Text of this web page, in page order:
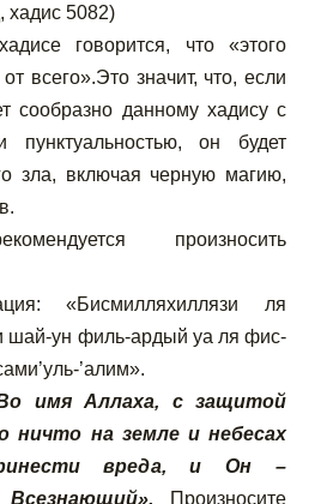
хадис 5082)
говорится, что «этого
всего».Это значит, что, если
сообразно данному хадису с
он будет
зла, включая черную магию,
произносить
«Бисмилляхиллязи ля
шай-ун филь-ардый уа ля фис-
’алим».
имя Аллаха, с защитой
ничто на земле и небесах
вреда, и Он –
Произносите